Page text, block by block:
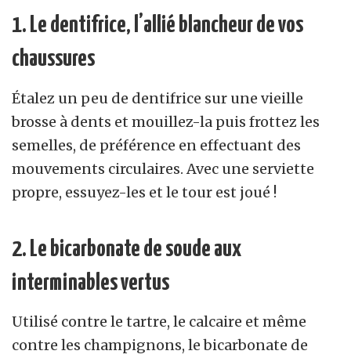
1. Le dentifrice, l’allié blancheur de vos
chaussures
Étalez un peu de dentifrice sur une vieille
brosse à dents et mouillez-la puis frottez les
semelles, de préférence en effectuant des
mouvements circulaires. Avec une serviette
propre, essuyez-les et le tour est joué !
2. Le bicarbonate de soude aux
interminables vertus
Utilisé contre le tartre, le calcaire et même
contre les champignons, le bicarbonate de